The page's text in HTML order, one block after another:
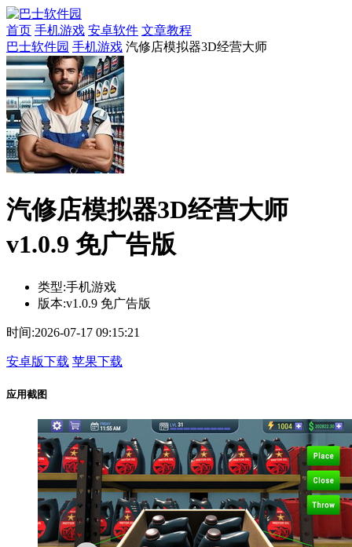
首页 手机游戏 安卓软件 文章教程
巴士软件园 手机游戏 汽修店模拟器3D经营大师
汽修店模拟器3D经营大师
v1.0.9 免广告版
类型:手机游戏
版本:v1.0.9 免广告版
时间:2026-07-17 09:15:21
安卓版下载 苹果下载
应用截图